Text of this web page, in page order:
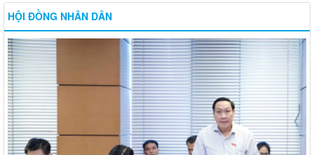
HỘI ĐỒNG NHÂN DÂN